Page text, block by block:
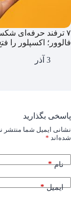
۷ ترفند حرفه‌ای
فالوور؛ اکسپلور را
3 آذر
پاسخی بگذارید
نشانی ایمیل شما منتشر
شده‌اند *
نام*
ایمیل*